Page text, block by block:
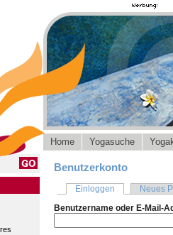
Home Yogasuche
Benutzerkonto
Einloggen
Neues
Benutzername oder E-Mail-